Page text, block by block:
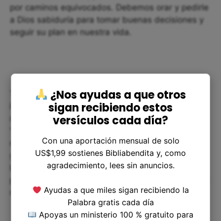
por caminos equivocados. Debemos orar y pedirle
a Dios sabiduría para tomar buenas decisiones y
seguir su plan en nuestra vida.
También, es importante recordar que debemos
leer su palabra y conocer su voluntad para
nuestras vidas. En Salmo 119:105 leemos
mi camino”. Es decir, que la palabra de Dios nos
guía y nos ilumina por el camino correcto. Si
buscamos su voluntad y seguimos sus mandatos,
podremos ser partícipes de sus maravillas y de su
maravillosa sabiduría.
¿Nos ayudas a que otros
sigan recibiendo estos
versículos cada día?
Con una aportación mensual de solo
US$1,99 sostienes Bibliabendita y, como
agradecimiento, lees sin anuncios.
Ayudas a que miles sigan recibiendo la
Palabra gratis cada día
Apoyas un ministerio 100 % gratuito para